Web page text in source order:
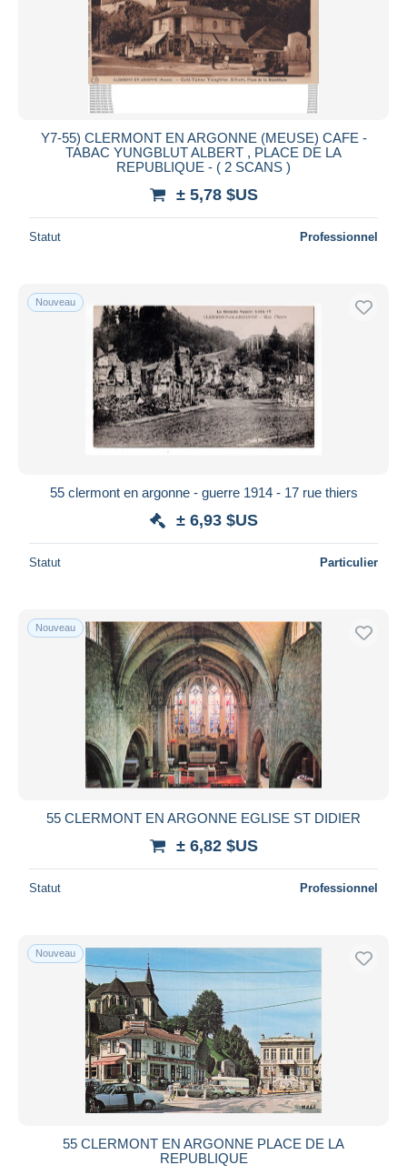
Y7-55) CLERMONT EN ARGONNE (MEUSE) CAFE -
TABAC YUNGBLUT ALBERT , PLACE DE LA
REPUBLIQUE - ( 2 SCANS )
± 5,78 $US
Statut Professionnel
Nouveau
55 clermont en argonne - guerre 1914 - 17 rue thiers
± 6,93 $US
Statut Particulier
Nouveau
55 CLERMONT EN ARGONNE EGLISE ST DIDIER
± 6,82 $US
Statut Professionnel
Nouveau
55 CLERMONT EN ARGONNE PLACE DE LA
REPUBLIQUE